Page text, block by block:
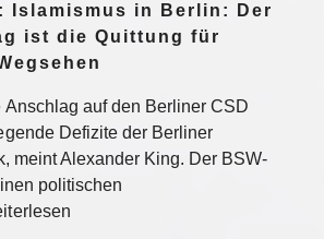
Islamismus in Berlin: Der
ist die Quittung für
Anschlag auf den Berliner CSD
Defizite der Berliner
meint Alexander King. Der BSW-
politischen